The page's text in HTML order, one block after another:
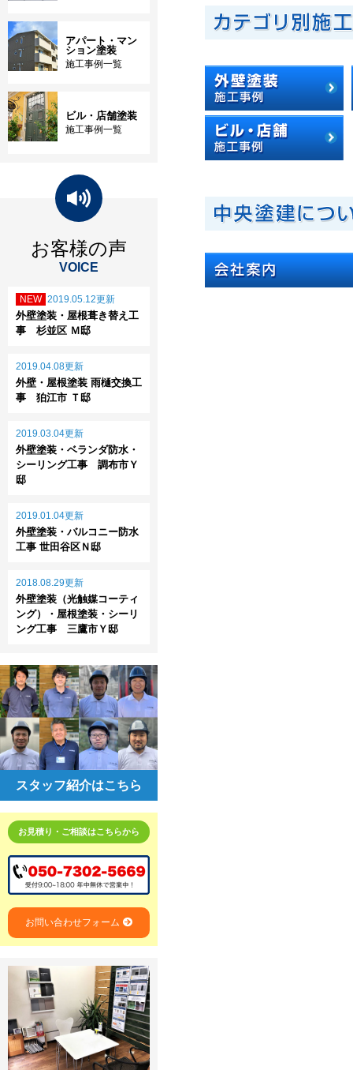
アパート・マン
ション塗装
施工事例一覧
ビル・店舗塗装
施工事例一覧
お客様の声
VOICE
2019.05.12更新
外壁塗装・屋根葺き替え工
事 杉並区 Ｍ邸
2019.04.08更新
外壁・屋根塗装 雨樋交換工
事 狛江市 Ｔ邸
2019.03.04更新
外壁塗装・ベランダ防水・
シーリング工事 調布市Ｙ
邸
2019.01.04更新
外壁塗装・バルコニー防水
工事 世田谷区Ｎ邸
2018.08.29更新
外壁塗装（光触媒コーティ
ング）・屋根塗装・シーリ
ング工事 三鷹市Ｙ邸
スタッフ紹介はこちら
お見積り・ご相談はこちらから
お問い合わせフォーム